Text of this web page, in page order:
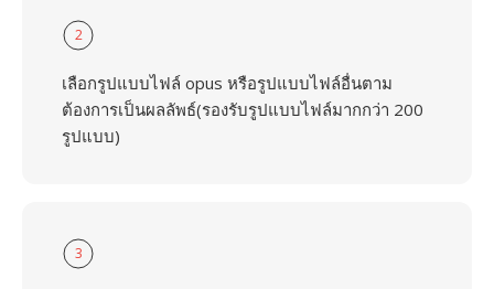
2
เลือกรูปแบบไฟล์ opus หรือรูปแบบไฟล์อื่นตาม
ต้องการเป็นผลลัพธ์(รองรับรูปแบบไฟล์มากกว่า 200
รูปแบบ)
3